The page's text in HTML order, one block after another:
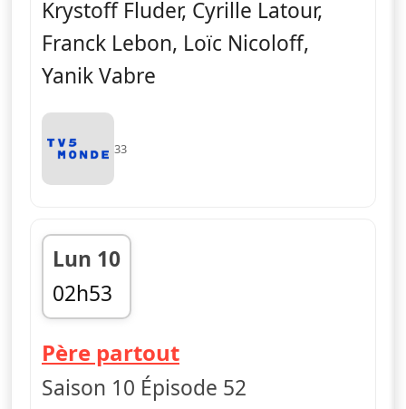
Krystoff Fluder, Cyrille Latour,
Franck Lebon, Loïc Nicoloff,
Yanik Vabre
33
Lun 10
02h53
fin 03h01
Père partout— Vestiaires
Saison 10 Épisode 52